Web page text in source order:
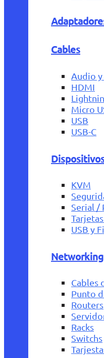
Cables
Audio
HDMI
Micro
USB
USB-C
KVM
Serial /
USB y
Networking
Cables
Punto
Routers
Racks
Switchs